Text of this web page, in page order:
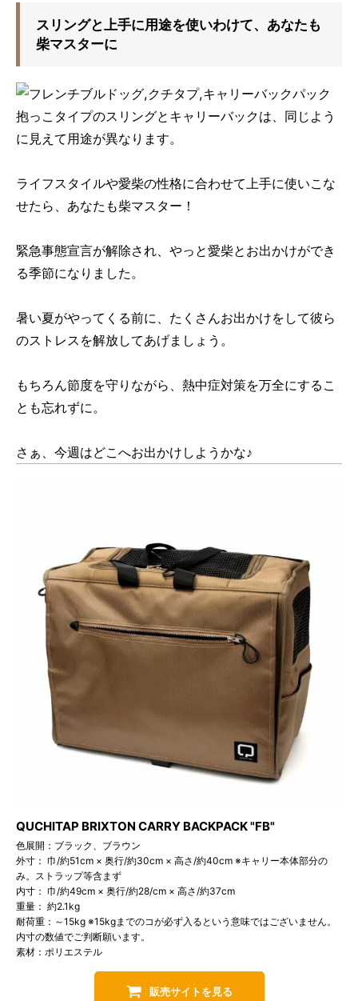
スリングと上手に用途を使いわけて、あなたも
柴マスターに
抱っこタイプのスリングとキャリーバックは、同じよう
に見えて用途が異なります。
ライフスタイルや愛柴の性格に合わせて上手に使いこな
せたら、あなたも柴マスター！
緊急事態宣言が解除され、やっと愛柴とお出かけができ
る季節になりました。
暑い夏がやってくる前に、たくさんお出かけをして彼ら
のストレスを解放してあげましょう。
もちろん節度を守りながら、熱中症対策を万全にするこ
とも忘れずに。
さぁ、今週はどこへお出かけしようかな♪
QUCHITAP BRIXTON CARRY BACKPACK "FB"
色展開：ブラック、ブラウン
外寸： 巾/約51cm × 奥行/約30cm × 高さ/約40cm ※キャリー本体部分の
み。ストラップ等含まず
内寸： 巾/約49cm × 奥行/約28/cm × 高さ/約37cm
重量： 約2.1kg
耐荷重：～15kg ※15kgまでのコが必ず入るという意味ではございません。
内寸の数値でご判断願います。
素材：ポリエステル
販売サイトを見る